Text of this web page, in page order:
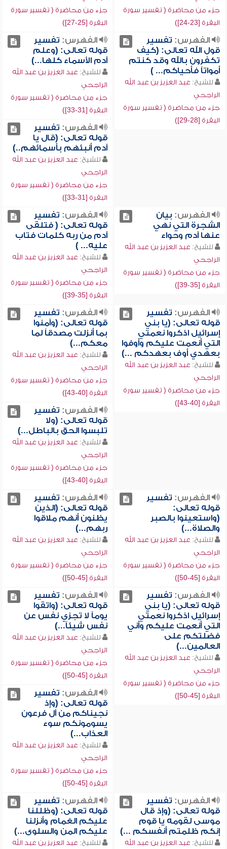
جزء من محاضرة ( تفسير سورة
البقرة [23-24])
جزء من محاضرة ( تفسير سورة
البقرة [25-27])
الفهرس: تفسير
قول الله تعالى: (كيف
تكفرون بالله وقد كنتم
أمواتاً فأحياكم... )
للشيخ: عبد العزيز بن عبد الله
الراجحي
جزء من محاضرة ( تفسير سورة
البقرة [28-29])
الفهرس: تفسير
قوله تعالى: (وعلم
آدم الأسماء كلها...)
للشيخ: عبد العزيز بن عبد الله
الراجحي
جزء من محاضرة ( تفسير سورة
البقرة [31-33])
الفهرس: تفسير
قوله تعالى: (قال يا
آدم أنبئهم بأسمائهم..)
للشيخ: عبد العزيز بن عبد الله
الراجحي
جزء من محاضرة ( تفسير سورة
البقرة [31-33])
الفهرس: بيان
الشجرة التي نهي
عنها آدم وحواء
للشيخ: عبد العزيز بن عبد الله
الراجحي
جزء من محاضرة ( تفسير سورة
البقرة [35-39])
الفهرس: تفسير
قوله تعالى: ( فتلقى
آدم من ربه كلمات فتاب
عليه... )
للشيخ: عبد العزيز بن عبد الله
الراجحي
جزء من محاضرة ( تفسير سورة
البقرة [35-39])
الفهرس: تفسير
قوله تعالى: (يا بني
إسرائيل اذكروا نعمتي
التي أنعمت عليكم وأوفوا
بعهدي أوف بعهدكم ...)
للشيخ: عبد العزيز بن عبد الله
الراجحي
جزء من محاضرة ( تفسير سورة
البقرة [40-43])
الفهرس: تفسير
قوله تعالى: (وآمنوا
بما أنزلت مصدقاً لما
معكم...)
للشيخ: عبد العزيز بن عبد الله
الراجحي
جزء من محاضرة ( تفسير سورة
البقرة [40-43])
الفهرس: تفسير
قوله تعالى: (ولا
تلبسوا الحق بالباطل...)
للشيخ: عبد العزيز بن عبد الله
الراجحي
جزء من محاضرة ( تفسير سورة
البقرة [40-43])
الفهرس: تفسير
قوله تعالى:
(واستعينوا بالصبر
والصلاة...)
للشيخ: عبد العزيز بن عبد الله
الراجحي
جزء من محاضرة ( تفسير سورة
البقرة [45-50])
الفهرس: تفسير
قوله تعالى: (الذين
يظنون أنهم ملاقوا
ربهم...)
للشيخ: عبد العزيز بن عبد الله
الراجحي
جزء من محاضرة ( تفسير سورة
البقرة [45-50])
الفهرس: تفسير
قوله تعالى: (يا بني
إسرائيل اذكروا نعمتي
التي أنعمت عليكم وأني
فضلتكم على
العالمين...)
للشيخ: عبد العزيز بن عبد الله
الراجحي
جزء من محاضرة ( تفسير سورة
البقرة [45-50])
الفهرس: تفسير
قوله تعالى: (واتقوا
يوماً لا تجزي نفس عن
نفس شيئاً...)
للشيخ: عبد العزيز بن عبد الله
الراجحي
جزء من محاضرة ( تفسير سورة
البقرة [45-50])
الفهرس: تفسير
قوله تعالى: (وإذ
نجيناكم من آل فرعون
يسومونكم سوء
العذاب...)
للشيخ: عبد العزيز بن عبد الله
الراجحي
جزء من محاضرة ( تفسير سورة
البقرة [45-50])
الفهرس: تفسير
قوله تعالى: (وإذ قال
موسى لقومه يا قوم
إنكم ظلمتم أنفسكم ...)
للشيخ: عبد العزيز بن عبد الله
الفهرس: تفسير
قوله تعالى: (وظللنا
عليكم الغمام وأنزلنا
عليكم المن والسلوى...)
للشيخ: عبد العزيز بن عبد الله